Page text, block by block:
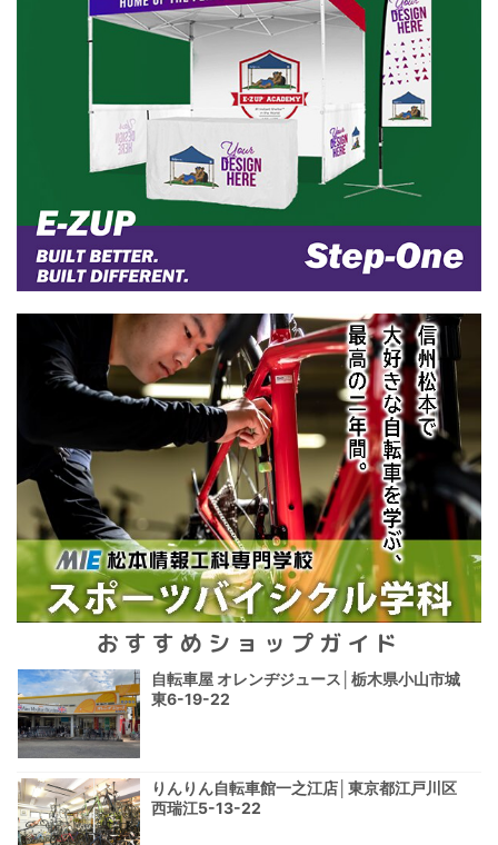
おすすめショップガイド
自転車屋 オレンヂジュース│栃木県小山市城
東6-19-22
りんりん自転車館一之江店│東京都江戸川区
西瑞江5-13-22